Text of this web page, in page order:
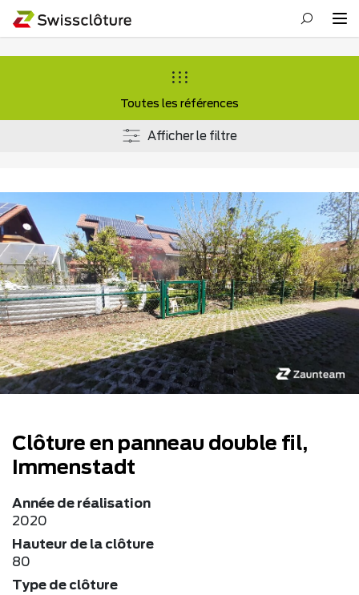
Toutes les références
Afficher le filtre
Clôture en panneau double fil,
Immenstadt
Année de réalisation
2020
Hauteur de la clôture
80
Type de clôture